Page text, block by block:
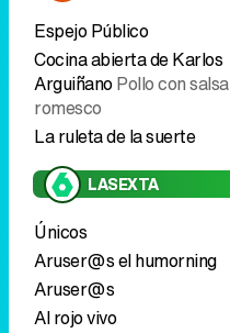
Espejo Público
Cocina abierta de Karlos
ArguiñanoPollo con salsa
romesco
La ruleta de la suerte
LASEXTA
Únicos
Aruser@s el humorning
Aruser@s
Al rojo vivo